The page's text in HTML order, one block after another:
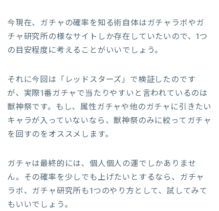
今現在、ガチャの確率を知る術自体はガチャラボやガ
チャ研究所の様なサイトしか存在していたいので、1つ
の目安程度に考えることがいいでしょう。
それに今回は「レッドスターズ」で検証したのです
が、実際1番ガチャで当たりやすいと言われているのは
獣神祭です。もし、属性ガチャや他のガチャに引きたい
キャラが入っていないなら、獣神祭のみに絞ってガチャ
を回すのをオススメします。
ガチャは最終的には、個人個人の運でしかありませ
ん。その確率を少しでも上げたいとするなら、ガチャ
ラボ、ガチャ研究所も1つのやり方として、試してみて
もいいでしょう。